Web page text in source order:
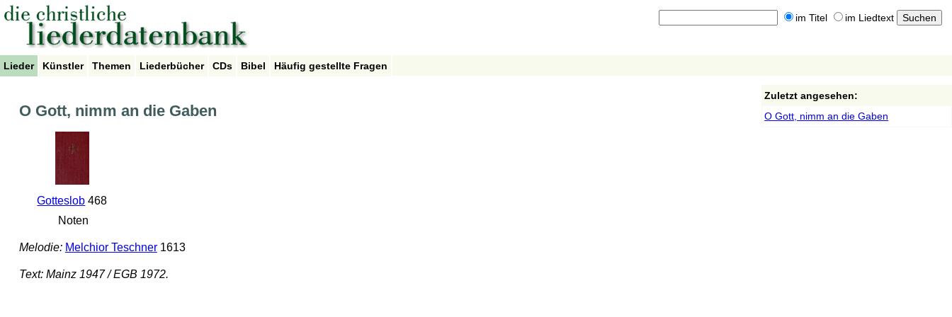
im Titel im Liedtext
Lieder Künstler Themen Liederbücher CDs Bibel Häufig gestellte Fragen
O Gott, nimm an die Gaben
Gotteslob 468
Noten
Melodie: Melchior Teschner1613
Text: Mainz 1947 / EGB 1972.
Zuletzt angesehen:
O Gott, nimm an die Gaben